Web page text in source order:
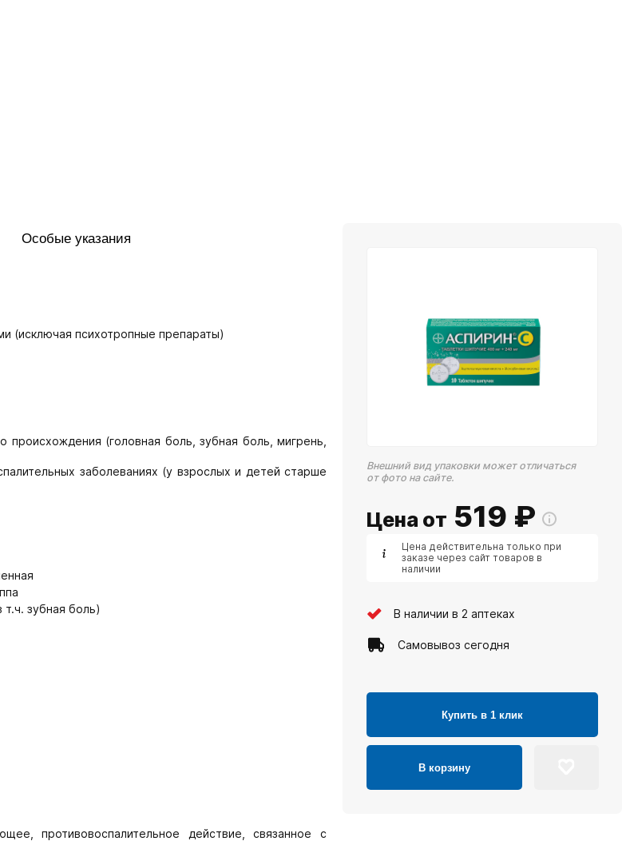
Особые указания
(исключая психотропные препараты)
(головная боль, зубная боль, мигрень,
заболеваниях (у взрослых и детей старше
зубная боль)
противовоспалительное действие, связанное с
Внешний вид упаковки может отличаться
от фото на сайте.
Цена от 519 ₽
Цена действительна только при
заказе через сайт товаров в
наличии
В наличии в 2 аптеках
Самовывоз сегодня
Купить в 1 клик
В корзину